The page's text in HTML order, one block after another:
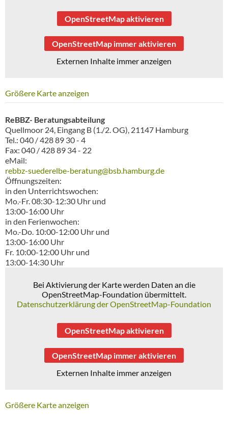
OpenStreetMap aktivieren
OpenStreetMap immer aktivieren
Externen Inhalte immer anzeigen
Größere Karte anzeigen
ReBBZ- Beratungsabteilung
Quellmoor 24, Eingang B (1./2. OG), 21147 Hamburg
Tel.: 040 / 428 89 30 - 4
Fax: 040 / 428 89 34 - 22
eMail:
rebbz-suederelbe-beratung@bsb.hamburg.de
Öffnungszeiten:
in den Unterrichtswochen:
Mo.-Fr. 08:30-12:30 Uhr und
13:00-16:00 Uhr
in den Ferienwochen:
Mo.-Do. 10:00-12:00 Uhr und
13:00-16:00 Uhr
Fr. 10:00-12:00 Uhr und
13:00-14:30 Uhr
Bei Aktivierung der Karte werden Daten an die
OpenStreetMap-Foundation übermittelt.
Datenschutzerklärung der OpenStreetMap-Foundation
OpenStreetMap aktivieren
OpenStreetMap immer aktivieren
Externen Inhalte immer anzeigen
Größere Karte anzeigen